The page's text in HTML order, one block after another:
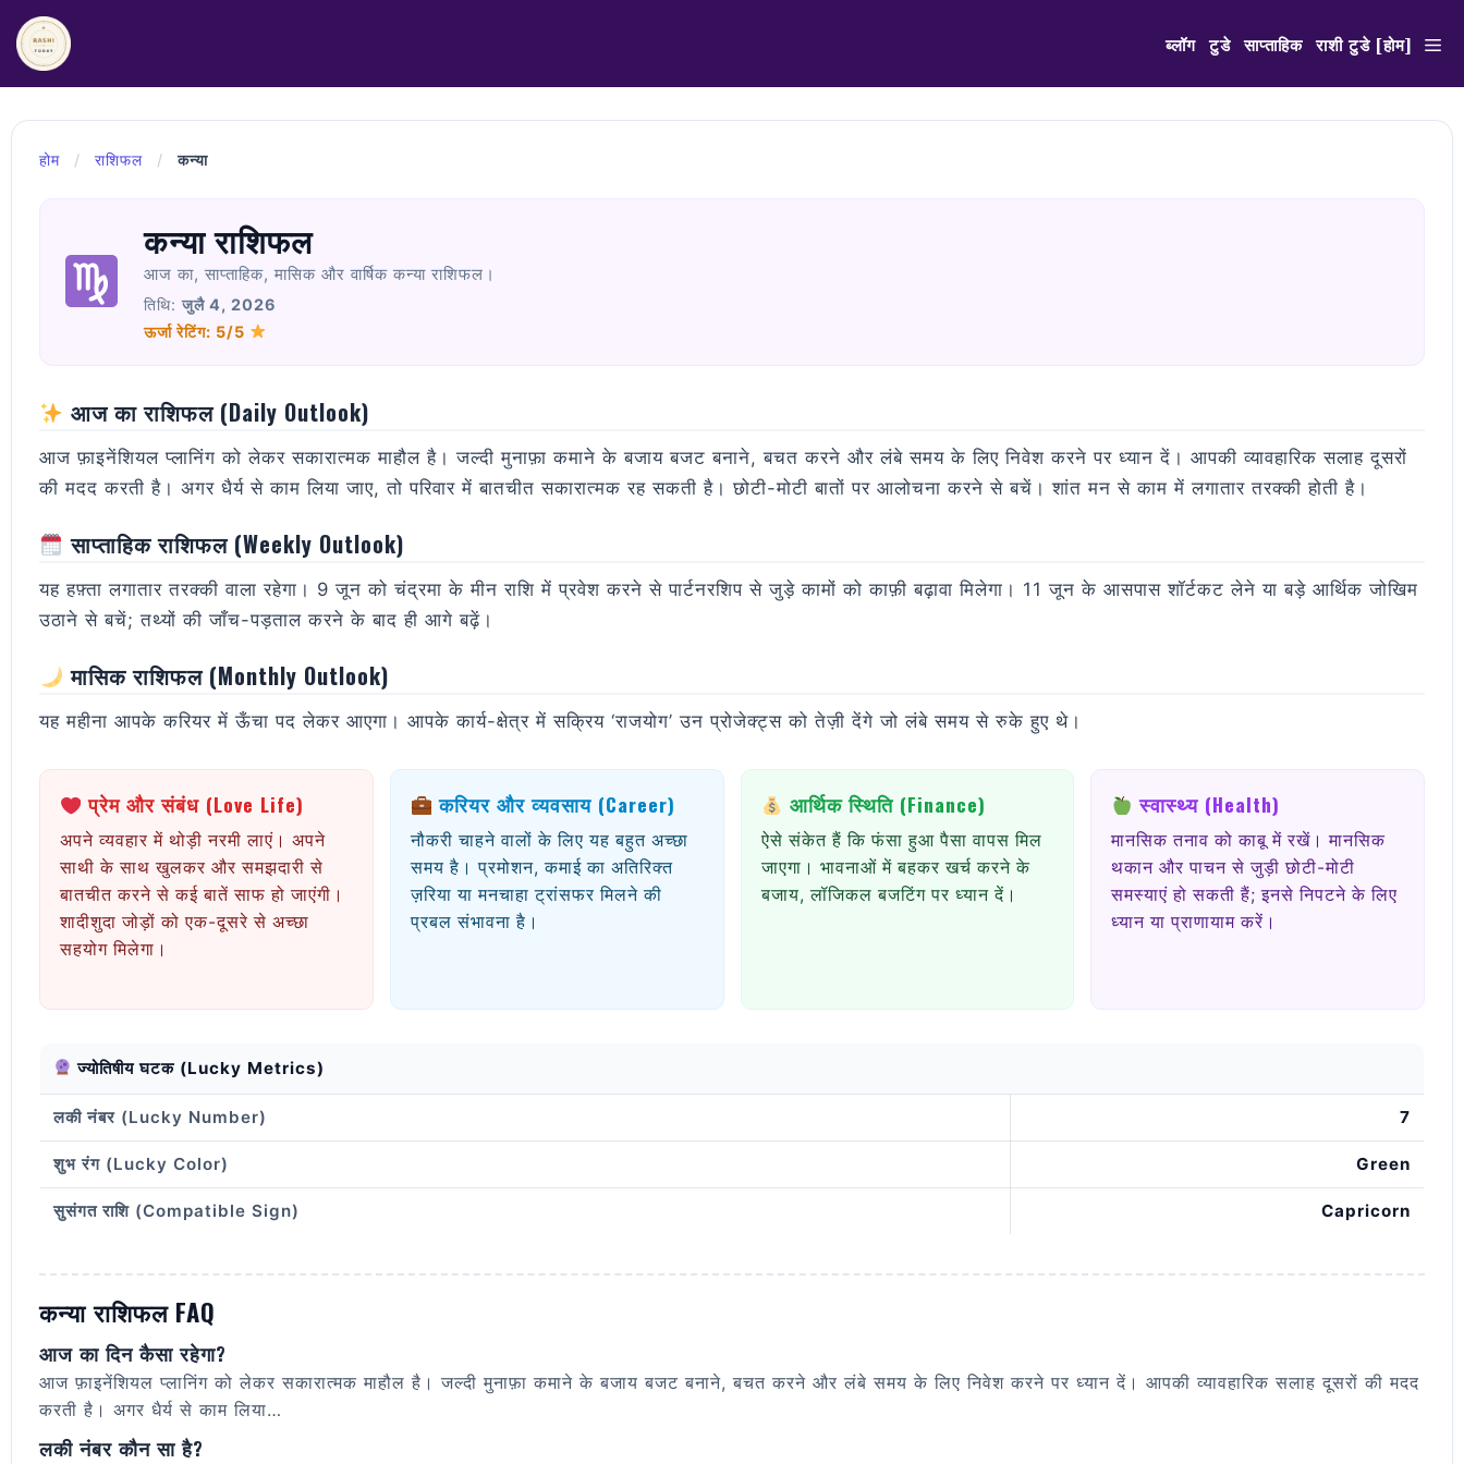
Skip
content
ब्लॉग टुडे साप्ताहिक राशी टुडे [होम]
होम / राशिफल / कन्या
कन्या राशिफल
आज का, साप्ताहिक, मासिक और वार्षिक कन्या राशिफल।
तिथि: जुलै 4, 2026
ऊर्जा रेटिंग: 5/5
आज का राशिफल (Daily Outlook)
आज फ़ाइनेंशियल प्लानिंग को लेकर सकारात्मक माहौल है। जल्दी मुनाफ़ा कमाने के बजाय बजट बनाने, बचत करने और लंबे समय के लिए निवेश करने पर ध्यान दें। आपकी व्यावहारिक सलाह दूसरों
की मदद करती है। अगर धैर्य से काम लिया जाए, तो परिवार में बातचीत सकारात्मक रह सकती है। छोटी-मोटी बातों पर आलोचना करने से बचें। शांत मन से काम में लगातार तरक्की होती है।
साप्ताहिक राशिफल (Weekly Outlook)
यह हफ़्ता लगातार तरक्की वाला रहेगा। 9 जून को चंद्रमा के मीन राशि में प्रवेश करने से पार्टनरशिप से जुड़े कामों को काफ़ी बढ़ावा मिलेगा। 11 जून के आसपास शॉर्टकट लेने या बड़े आर्थिक जोखिम
उठाने से बचें; तथ्यों की जाँच-पड़ताल करने के बाद ही आगे बढ़ें।
मासिक राशिफल (Monthly Outlook)
यह महीना आपके करियर में ऊँचा पद लेकर आएगा। आपके कार्य-क्षेत्र में सक्रिय ‘राजयोग’ उन प्रोजेक्ट्स को तेज़ी देंगे जो लंबे समय से रुके हुए थे।
प्रेम और संबंध (Love Life)
अपने व्यवहार में थोड़ी नरमी लाएं। अपने
साथी के साथ खुलकर और समझदारी से
बातचीत करने से कई बातें साफ हो जाएंगी।
शादीशुदा जोड़ों को एक-दूसरे से अच्छा
सहयोग मिलेगा।
करियर और व्यवसाय (Career)
नौकरी चाहने वालों के लिए यह बहुत अच्छा
समय है। प्रमोशन, कमाई का अतिरिक्त
ज़रिया या मनचाहा ट्रांसफर मिलने की
प्रबल संभावना है।
आर्थिक स्थिति (Finance)
ऐसे संकेत हैं कि फंसा हुआ पैसा वापस मिल
जाएगा। भावनाओं में बहकर खर्च करने के
बजाय, लॉजिकल बजटिंग पर ध्यान दें।
स्वास्थ्य (Health)
मानसिक तनाव को काबू में रखें। मानसिक
थकान और पाचन से जुड़ी छोटी-मोटी
समस्याएं हो सकती हैं; इनसे निपटने के लिए
ध्यान या प्राणायाम करें।
ज्योतिषीय घटक (Lucky Metrics)
लकी नंबर (Lucky Number) 7
शुभ रंग (Lucky Color) Green
सुसंगत राशि (Compatible Sign) Capricorn
कन्या राशिफल FAQ
आज का दिन कैसा रहेगा?
आज फ़ाइनेंशियल प्लानिंग को लेकर सकारात्मक माहौल है। जल्दी मुनाफ़ा कमाने के बजाय बजट बनाने, बचत करने और लंबे समय के लिए निवेश करने पर ध्यान दें। आपकी व्यावहारिक सलाह दूसरों की मदद
करती है। अगर धैर्य से काम लिया…
लकी नंबर कौन सा है?